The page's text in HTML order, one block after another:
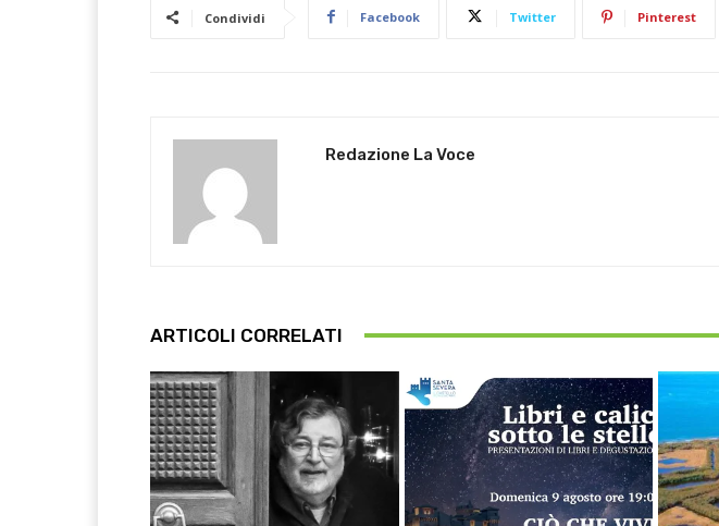
Condividi Facebook Twitter Pinterest
Redazione La Voce
ARTICOLI CORRELATI